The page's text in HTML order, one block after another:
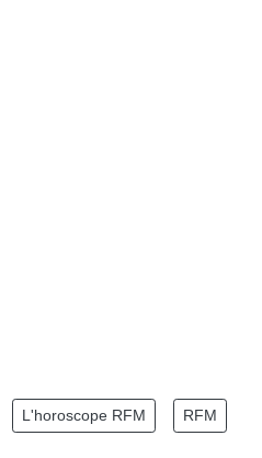
L'horoscope RFM RFM